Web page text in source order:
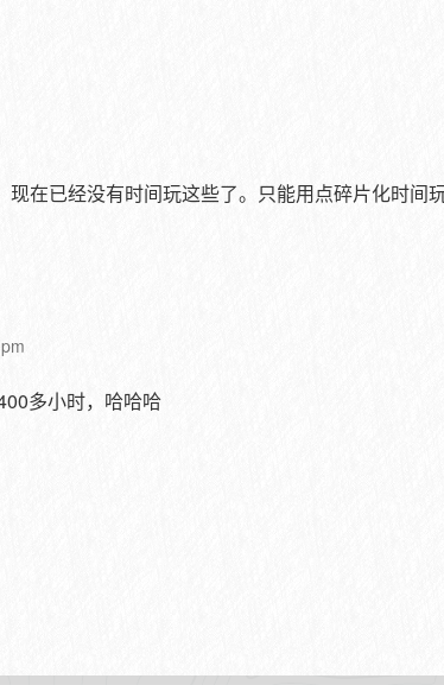
现在已经没有时间玩这些了。只能用点碎片化时间
多小时，哈哈哈